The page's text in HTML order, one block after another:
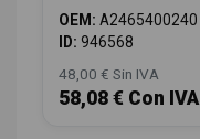
OEM: A2465400240
ID: 946568
48,00 € Sin IVA
58,08 € Con IVA